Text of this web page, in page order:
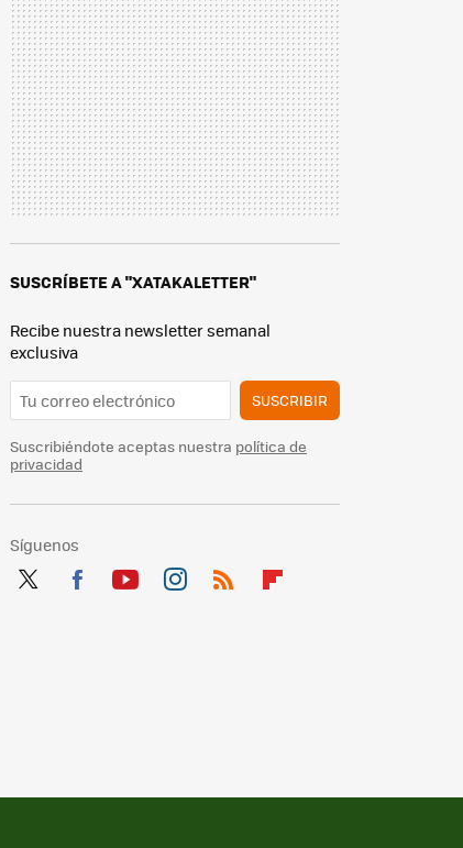
SUSCRÍBETE A "XATAKALETTER"
Recibe nuestra newsletter semanal
exclusiva
SUSCRIBIR
Suscribiéndote aceptas nuestra política de
privacidad
Síguenos